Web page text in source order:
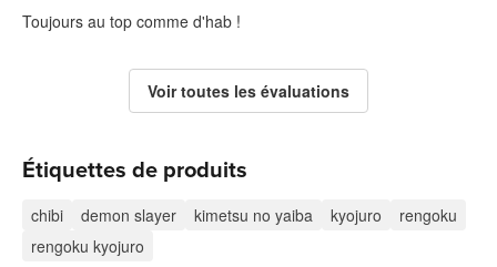
Toujours au top comme d'hab !
Voir toutes les évaluations
Étiquettes de produits
chibi demon slayer kimetsu no yaiba kyojuro
rengoku
rengoku kyojuro